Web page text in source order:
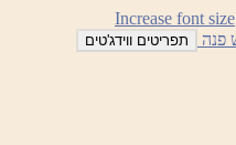
Increase font size
תפריטים ווידג'טים